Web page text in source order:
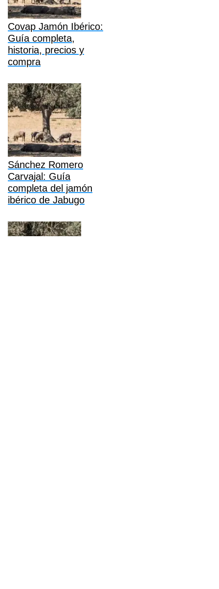
Covap Jamón Ibérico:
Guía completa,
historia, precios y
compra
Sánchez Romero
Carvajal: Guía
completa del jamón
ibérico de Jabugo